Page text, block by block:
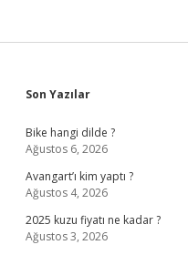
Sidebar
Son Yazılar
Bike hangi dilde ?
Ağustos 6, 2026
Avangart’ı kim yaptı ?
Ağustos 4, 2026
2025 kuzu fiyatı ne kadar ?
Ağustos 3, 2026